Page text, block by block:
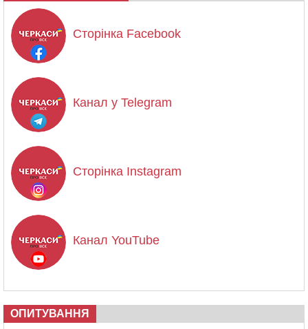
Сторінка Facebook
Канал у Telegram
Сторінка Instagram
Канал YouTube
ОПИТУВАННЯ